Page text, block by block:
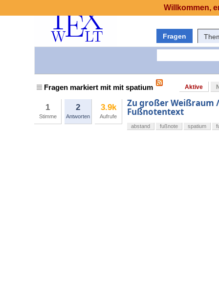
Fragen
Fragen markiert mit mit spatium Aktive
1
Stimme
2
Antworten
3.9k
Aufrufe
Zu großer Weißraum
Fußnotentext
abstand fußnote spatium
Willkommen,